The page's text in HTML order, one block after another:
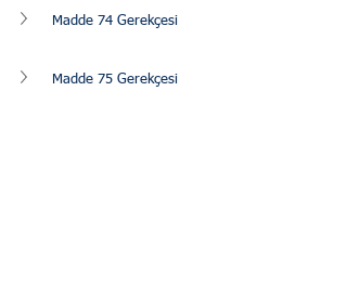
Madde 74 Gerekçesi
Madde 75 Gerekçesi